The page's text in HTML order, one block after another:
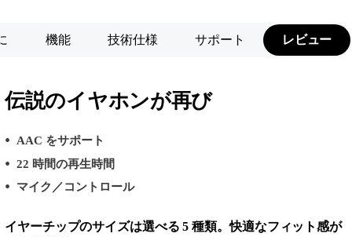
機能 技術仕様 サポート レビュー
伝説のイヤホンが再び
AAC をサポート
22 時間の再生時間
マイク／コントロール
イヤーチップのサイズは選べる 5 種類。快適なフィット感が